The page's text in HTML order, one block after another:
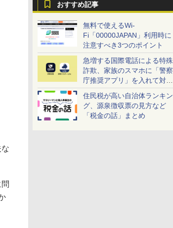
おすすめ記事
無料で使えるWi-
Fi「00000JAPAN」利用時に
注意すべき3つのポイント
急増する国際電話による特殊
詐欺、家族のスマホに「警察
庁推奨アプリ」を入れて対策
しよう！
住民税が高い自治体ランキン
グ、源泉徴収票の見方など
「税金の話」まとめ